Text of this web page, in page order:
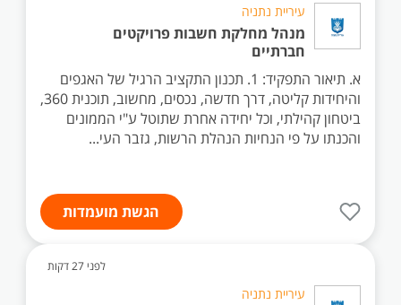
עיריית נתניה
מנהל מחלקת חשבות פרויקטים
חברתיים
א. תיאור התפקיד: 1. תכנון התקציב הרגיל של האגפים
והיחידות קליטה, דרך חדשה, נכסים, מחשוב, תוכנית 360,
ביטחון קהילתי, וכל יחידה אחרת שתוטל ע"י הממונים
והכנתו על פי הנחיות הנהלת הרשות, גזבר העי...
הגשת מועמדות
לפני 27 דקות
עיריית נתניה